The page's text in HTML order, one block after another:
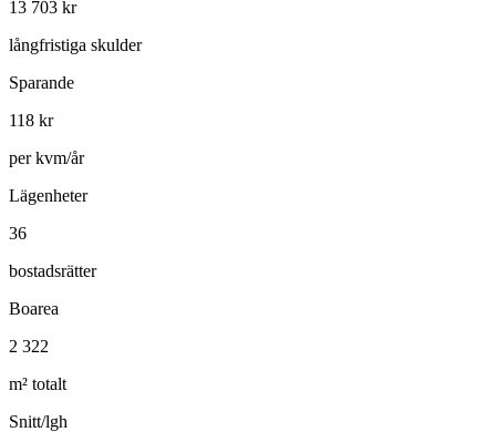
13 703 kr
långfristiga skulder
Sparande
118 kr
per kvm/år
Lägenheter
36
bostadsrätter
Boarea
2 322
m² totalt
Snitt/lgh